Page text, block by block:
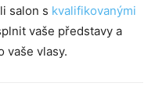
salon s kvalifikovanými
vaše představy a
vaše vlasy.